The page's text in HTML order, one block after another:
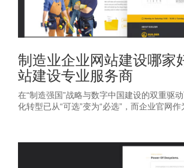
制造业企业网站建设哪家
站建设专业服务商
在“制造强国”战略与数字中国建设的双重驱
化转型已从“可选”变为“必选”，而企业官网